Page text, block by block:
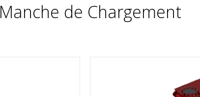
Manche de Chargement